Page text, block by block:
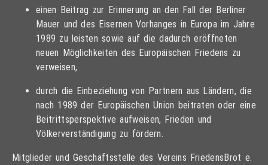
einen Beitrag zur Erinnerung an den Fall der Berliner
Mauer und des Eisernen Vorhanges in Europa im Jahre
1989 zu leisten sowie auf die dadurch eröffneten
neuen Möglichkeiten des Europäischen Friedens zu
verweisen,
durch die Einbeziehung von Partnern aus Ländern, die
nach 1989 der Europäischen Union beitraten oder eine
Beitrittsperspektive aufweisen, Frieden und
Völkerverständigung zu fördern.
Mitglieder und Geschäftsstelle des Vereins FriedensBrot e.